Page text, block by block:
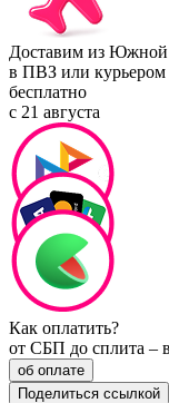
Доставим из Южной
в ПВЗ или курьером
бесплатно
с 21 августа
Как оплатить?
от СБП до сплита –
об оплате
Поделиться ссылкой